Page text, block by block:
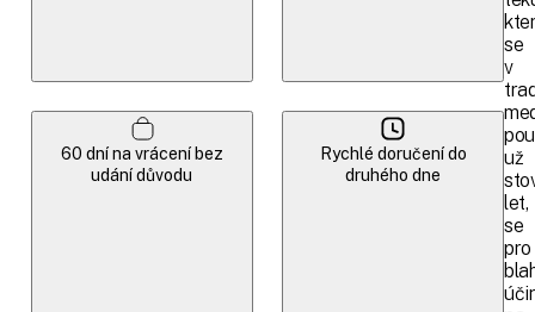
60 dní na vrácení bez
udání důvodu
Rychlé doručení do
druhého dne
se
v
už
let,
se
pro